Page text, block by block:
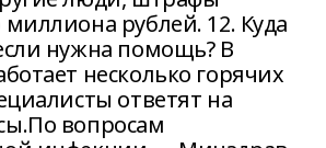
рублей. 12. Куда
нужна помощь? В
несколько горячих
ответят на
вопросам